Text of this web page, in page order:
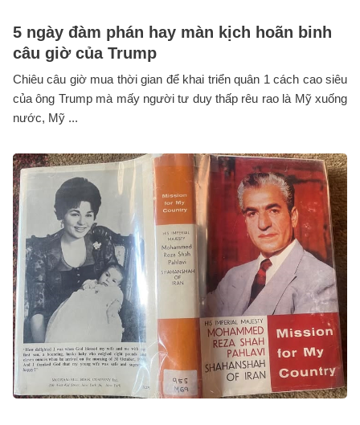
5 ngày đàm phán hay màn kịch hoãn binh
câu giờ của Trump
Chiêu câu giờ mua thời gian để khai triển quân 1 cách cao siêu
của ông Trump mà mấy người tư duy thấp rêu rao là Mỹ xuống
nước, Mỹ ...